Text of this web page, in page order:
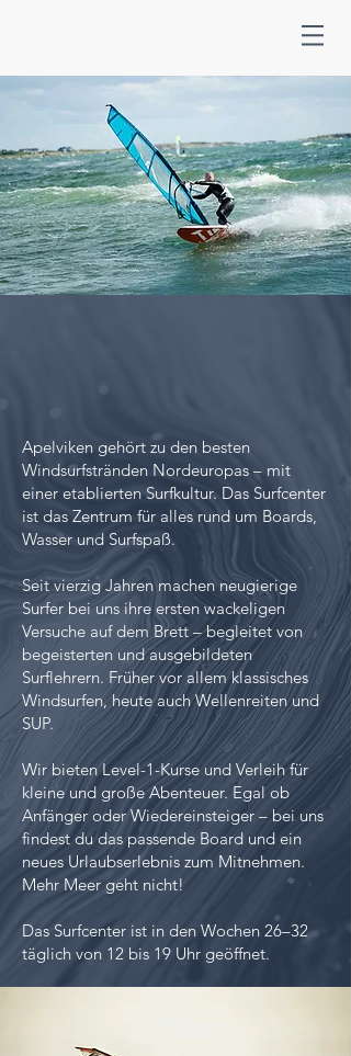
Apelviken gehört zu den besten
Windsurfstränden Nordeuropas – mit
einer etablierten Surfkultur. Das Surfcenter
ist das Zentrum für alles rund um Boards,
Wasser und Surfspaß.
Seit vierzig Jahren machen neugierige
Surfer bei uns ihre ersten wackeligen
Versuche auf dem Brett – begleitet von
begeisterten und ausgebildeten
Surflehrern. Früher vor allem klassisches
Windsurfen, heute auch Wellenreiten und
SUP.
Wir bieten Level-1-Kurse und Verleih für
kleine und große Abenteuer. Egal ob
Anfänger oder Wiedereinsteiger – bei uns
findest du das passende Board und ein
neues Urlaubserlebnis zum Mitnehmen.
Mehr Meer geht nicht!
Das Surfcenter ist in den Wochen 26–32
täglich von 12 bis 19 Uhr geöffnet.